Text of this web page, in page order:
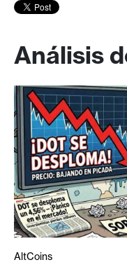
Análisis
AltCoins